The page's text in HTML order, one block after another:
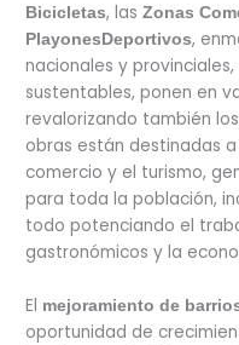
Bicicletas, lasZonas
Playones Deportivos,
nacionales y
sustentables, ponen en
revalorizando también
obras están destinadas
comercio y el turismo,
para toda la población,
todo potenciando el
gastronómicos y la
El mejoramiento de
oportunidad de